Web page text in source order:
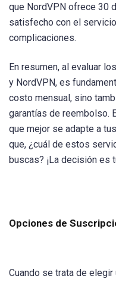
que NordVPN ofrece 30
satisfecho con el
complicaciones.
En resumen, al evaluar
y NordVPN, es
costo mensual, sino
garantías de reembolso.
que mejor se adapte a
que, ¿cuál de estos
buscas? ¡La decisión es
Opciones de
Cuando se trata de